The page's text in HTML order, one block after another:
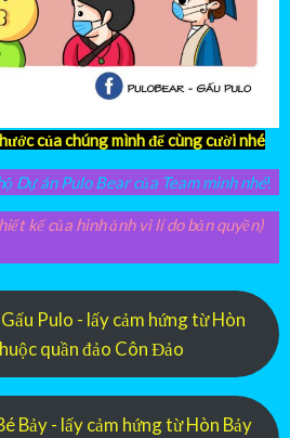
của chúng mình để cùng cười nhé
Dự án Pulo Bear của Team mình nhé!
kế của hình ảnh vì lí do bản quyền)
Pulo - lấy cảm hứng từ Hòn
quần đảo Côn Đảo
Bảy - lấy cảm hứng từ Hòn Bảy